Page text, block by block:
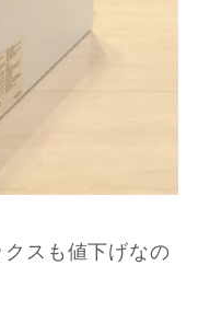
スも値下げなの